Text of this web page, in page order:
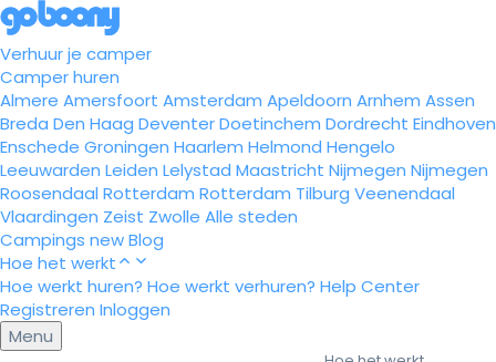
Verhuur je camper
Camper huren
Almere Amersfoort Amsterdam Apeldoorn Arnhem Assen
Breda Den Haag DeventerDoetinchem Dordrecht Eindhoven
Enschede Groningen Haarlem Helmond Hengelo
Leeuwarden Leiden Lelystad Maastricht Nijmegen Nijmegen
Roosendaal Rotterdam Rotterdam Tilburg Veenendaal
Vlaardingen Zeist Zwolle Alle steden
Campings newBlog
Hoe het werkt
Hoe werkt huren? Hoe werkt verhuren? Help Center
Registreren Inloggen
Menu